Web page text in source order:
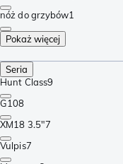
nóż do grzybów1
Pokaż więcej
Seria
Hunt Class9
G108
XM18 3.5"7
Vulpis7